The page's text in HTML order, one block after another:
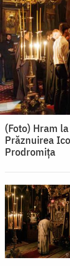
(Foto) Hram
Prăznuirea
Prodromița